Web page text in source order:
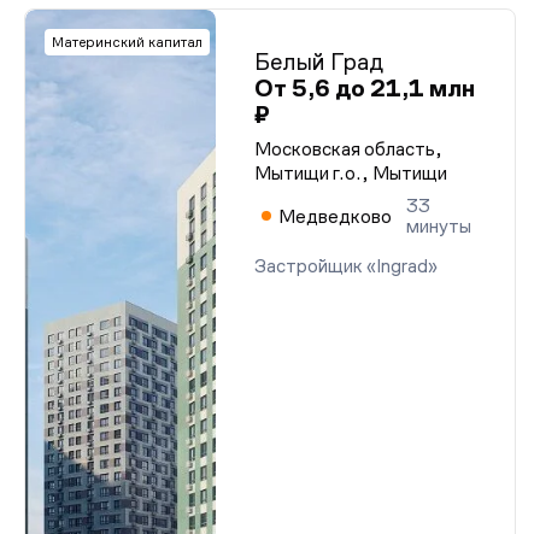
Материнский капитал
Белый Град
От 5,6 до 21,1 млн
₽
Московская область,
Мытищи г.о., Мытищи
Медведково
33
минуты
Застройщик «Ingrad»